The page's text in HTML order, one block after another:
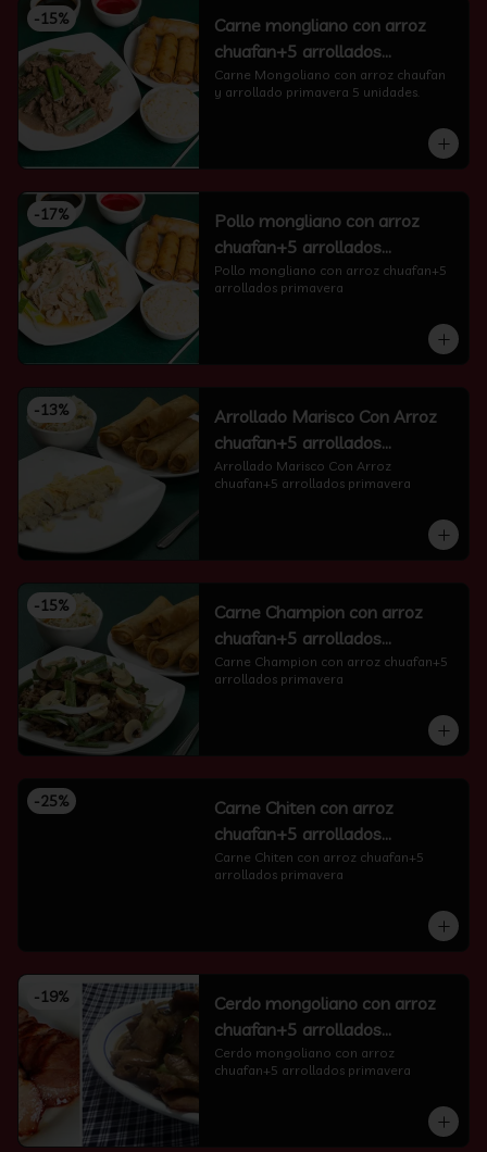
-15%
Carne mongliano con arroz
chuafan+5 arrollados
primavera
Carne Mongoliano con arroz chaufan
y arrollado primavera 5 unidades.
-17%
Pollo mongliano con arroz
chuafan+5 arrollados
primavera
Pollo mongliano con arroz chuafan+5
arrollados primavera
-13%
Arrollado Marisco Con Arroz
chuafan+5 arrollados
primavera
Arrollado Marisco Con Arroz
chuafan+5 arrollados primavera
-15%
Carne Champion con arroz
chuafan+5 arrollados
primavera
Carne Champion con arroz chuafan+5
arrollados primavera
-25%
Carne Chiten con arroz
chuafan+5 arrollados
primavera
Carne Chiten con arroz chuafan+5
arrollados primavera
-19%
Cerdo mongoliano con arroz
chuafan+5 arrollados
primavera
Cerdo mongoliano con arroz
chuafan+5 arrollados primavera